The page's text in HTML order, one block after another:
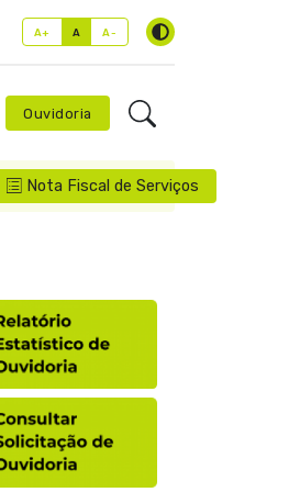
A+ A A-
Ouvidoria
Nota Fiscal de Serviços